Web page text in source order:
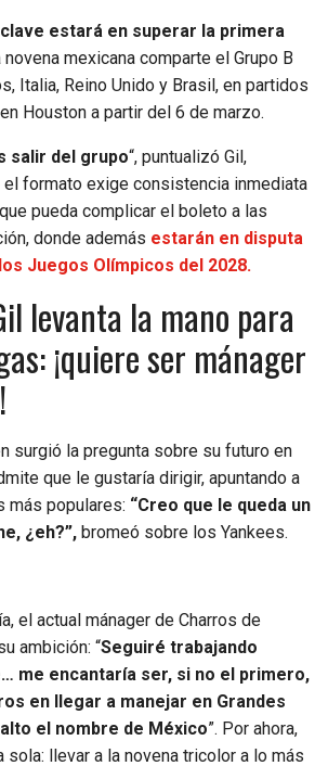
clave estará en superar la primera
novena mexicana comparte el Grupo B
Italia, Reino Unido y Brasil, en partidos
Houston a partir del 6 de marzo.
salir del grupo“, puntualizó Gil,
formato exige consistencia inmediata
pueda complicar el boleto a las
donde además estarán en disputa
Juegos Olímpicos del 2028.
levanta la mano para
¡quiere ser mánager
surgió la pregunta sobre su futuro en
que le gustaría dirigir, apuntando a
más populares: “Creo que le queda un
¿eh?”, bromeó sobre los Yankees.
el actual mánager de Charros de
ambición: “Seguiré trabajando
me encantaría ser, si no el primero,
en llegar a manejar en Grandes
el nombre de México”. Por ahora,
sola: llevar a la novena tricolor a lo más